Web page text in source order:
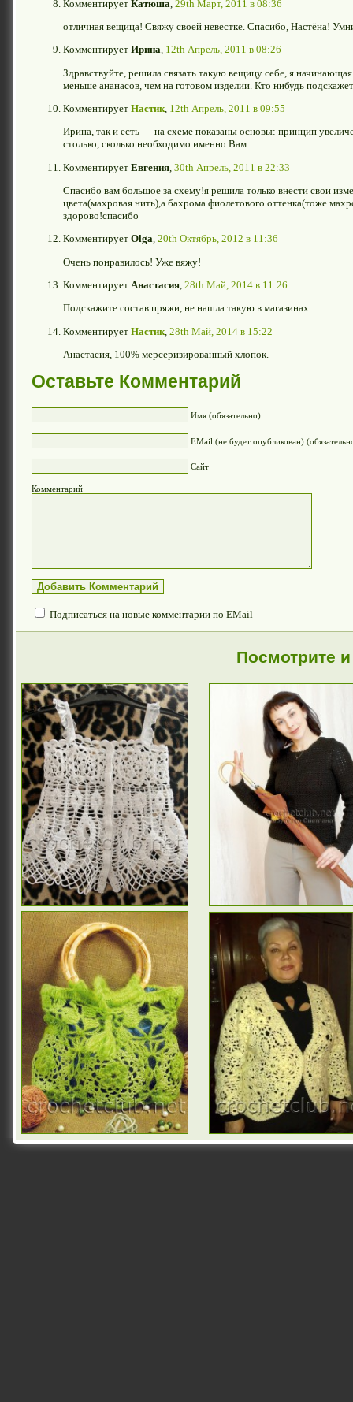
Комментирует Катюша 29th Март, 2011 в 08:36
отличная вещица! Свяжу своей невестке. Спасибо, Настёна!
Комментирует Ирина, 12th Апрель, 2011 в 08:26
Здравствуйте, решила связать такую вещицу себе, я
меньше ананасов, чем на готовом изделии. Кто нибудь
Комментирует Настик 12th Апрель, 2011 в 09:55
Ирина, так и есть — на схеме показаны основы: принцип
столько, сколько необходимо именно Вам.
Комментирует Евгения 30th Апрель, 2011 в 22:33
Спасибо вам большое за схему!я решила только внести свои
цвета(махровая нить),а бахрома фиолетового оттенка(тоже
здорово!спасибо
Комментирует Olga, 20th Октябрь, 2012 в 11:36
Очень понравилось! Уже вяжу!
Комментирует Анастасия 28th Май, 2014 в 11:26
Подскажите состав пряжи, не нашла такую в магазинах…
Комментирует Настик 28th Май, 2014 в 15:22
Анастасия, 100% мерсеризированный хлопок.
Оставьте Комментарий
Имя (обязательно)
EMail (не будет опубликован)
Сайт
Комментарий
Подписаться на новые комментарии по EMail
Посмотрите